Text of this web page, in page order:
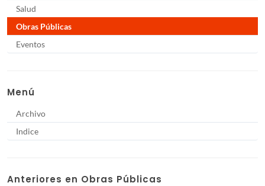
Salud
Obras Públicas
Eventos
Menú
Archivo
Indice
Anteriores en Obras Públicas